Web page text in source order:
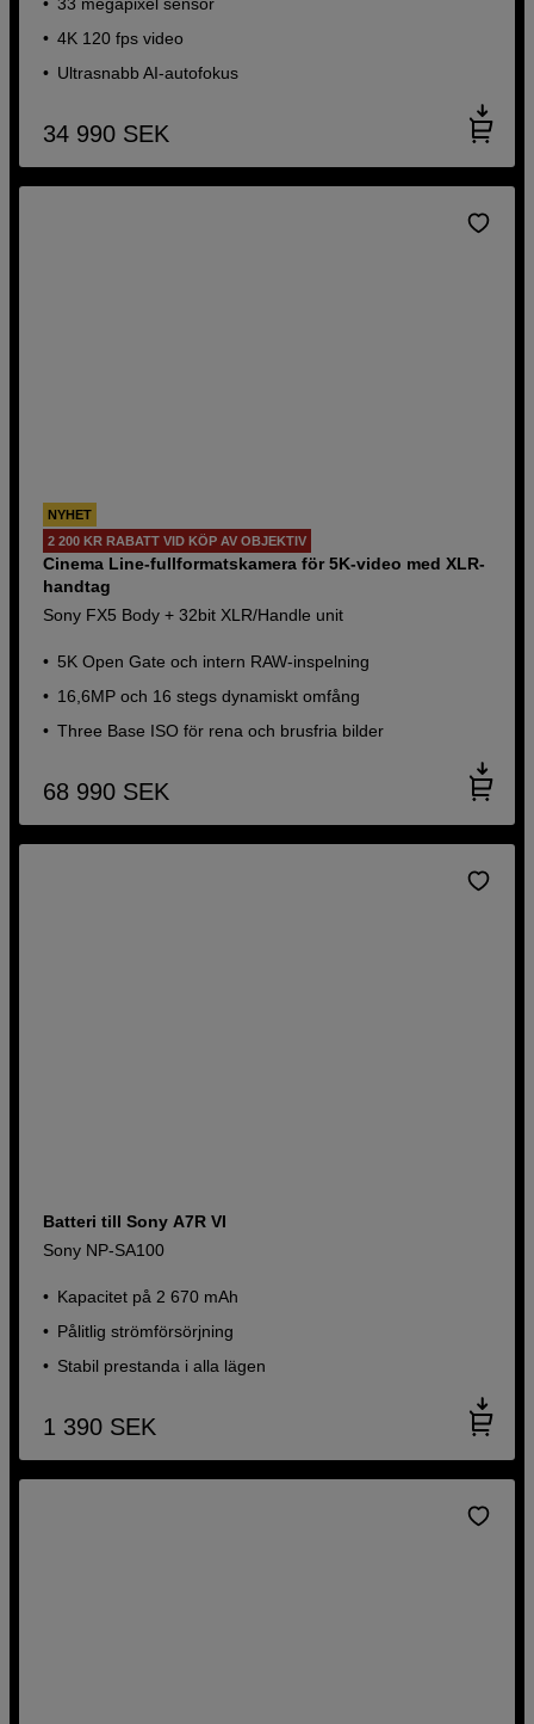
4K 120 fps video
Ultrasnabb AI-autofokus
34 990 SEK
NYHET
2 200 KR RABATT VID KÖP AV OBJEKTIV
Cinema Line-fullformatskamera för 5K-video med XLR-
handtag
Sony FX5 Body + 32bit XLR/Handle unit
5K Open Gate och intern RAW-inspelning
16,6MP och 16 stegs dynamiskt omfång
Three Base ISO för rena och brusfria bilder
68 990 SEK
Batteri till Sony A7R VI
Sony NP-SA100
Kapacitet på 2 670 mAh
Pålitlig strömförsörjning
Stabil prestanda i alla lägen
1 390 SEK